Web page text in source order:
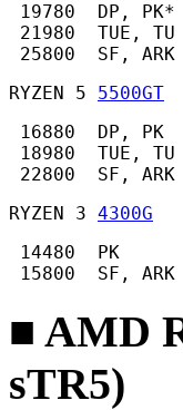
19780  DP, PK*
21980  TUE, TU
25800  SF, ARK
RYZEN 5 5500GT
16880  DP, PK
18980  TUE, TU
22800  SF, ARK
RYZEN 3 4300G
14480  PK
15800  SF, ARK
■ AMD
sTR5)